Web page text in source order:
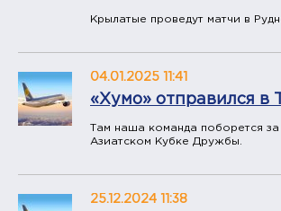
Крылатые проведут матчи в
04.01.2025 11:41
«Хумо» отправился в
Там наша команда поборется
Азиатском Кубке Дружбы.
25.12.2024 11:38